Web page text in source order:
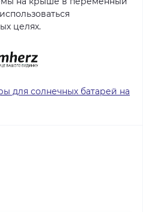
целях.
для солнечных батарей на